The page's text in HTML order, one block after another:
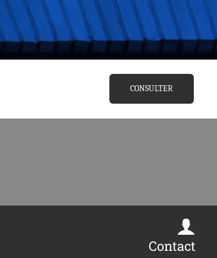
CONSULTER
Contact